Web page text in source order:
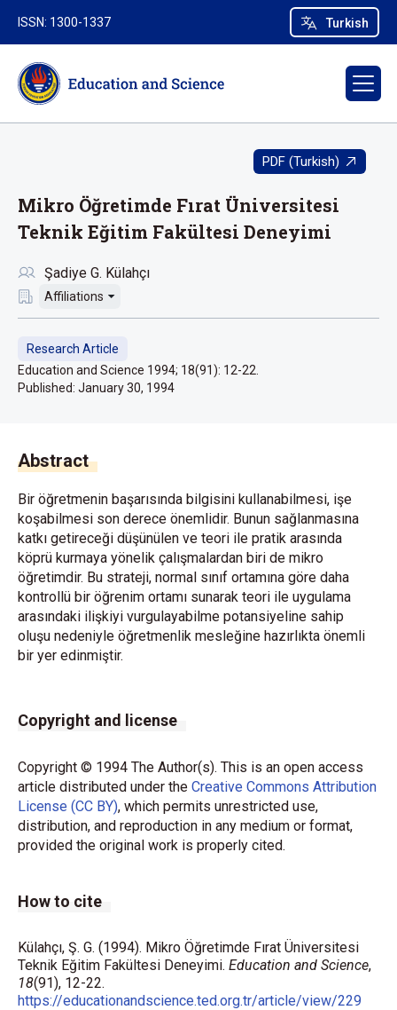
Turkish
ISSN: 1300-1337
PDF (Turkish)
Mikro Öğretimde Fırat Üniversitesi
Teknik Eğitim Fakültesi Deneyimi
Şadiye G. Külahçı
Affiliations
Research Article
Education and Science 1994; 18(91): 12-22.
Published: January 30, 1994
Abstract
Bir öğretmenin başarısında bilgisini kullanabilmesi, işe
koşabilmesi son derece önemlidir. Bunun sağlanmasına
katkı getireceği düşünülen ve teori ile pratik arasında
köprü kurmaya yönelik çalışmalardan biri de mikro
öğretimdir. Bu strateji, normal sınıf ortamına göre daha
kontrollü bir öğrenim ortamı sunarak teori ile uygulama
arasındaki ilişkiyi vurgulayabilme potansiyeline sahip
oluşu nedeniyle öğretmenlik mesleğine hazırlıkta önemli
bir yer edinmiştir.
Copyright and license
Copyright © 1994 The Author(s). This is an open access
article distributed under the Creative Commons Attribution
License (CC BY), which permits unrestricted use,
distribution, and reproduction in any medium or format,
provided the original work is properly cited.
How to cite
Külahçı, Ş. G. (1994). Mikro Öğretimde Fırat Üniversitesi
Teknik Eğitim Fakültesi Deneyimi. Education and Science,
18(91), 12-22.
https://educationandscience.ted.org.tr/article/view/229